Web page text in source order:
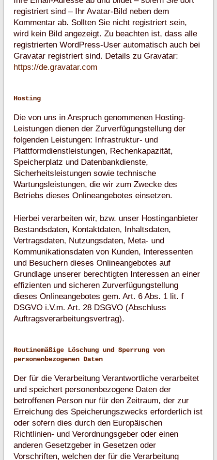
registriert sind – Ihr Avatar-Bild neben dem
Kommentar ab. Sollten Sie nicht registriert sein,
wird kein Bild angezeigt. Zu beachten ist, dass alle
registrierten WordPress-User automatisch auch bei
Gravatar registriert sind. Details zu Gravatar:
https://de.gravatar.com
Hosting
Die von uns in Anspruch genommenen Hosting-
Leistungen dienen der Zurverfügungstellung der
folgenden Leistungen: Infrastruktur- und
Plattformdienstleistungen, Rechenkapazität,
Speicherplatz und Datenbankdienste,
Sicherheitsleistungen sowie technische
Wartungsleistungen, die wir zum Zwecke des
Betriebs dieses Onlineangebotes einsetzen.
Hierbei verarbeiten wir, bzw. unser Hostinganbieter
Bestandsdaten, Kontaktdaten, Inhaltsdaten,
Vertragsdaten, Nutzungsdaten, Meta- und
Kommunikationsdaten von Kunden, Interessenten
und Besuchern dieses Onlineangebotes auf
Grundlage unserer berechtigten Interessen an einer
effizienten und sicheren Zurverfügungstellung
dieses Onlineangebotes gem. Art. 6 Abs. 1 lit. f
DSGVO i.V.m. Art. 28 DSGVO (Abschluss
Auftragsverarbeitungsvertrag).
Routinemäßige Löschung und Sperrung von
personenbezogenen Daten
Der für die Verarbeitung Verantwortliche verarbeitet
und speichert personenbezogene Daten der
betroffenen Person nur für den Zeitraum, der zur
Erreichung des Speicherungszwecks erforderlich ist
oder sofern dies durch den Europäischen
Richtlinien- und Verordnungsgeber oder einen
anderen Gesetzgeber in Gesetzen oder
Vorschriften, welchen der für die Verarbeitung